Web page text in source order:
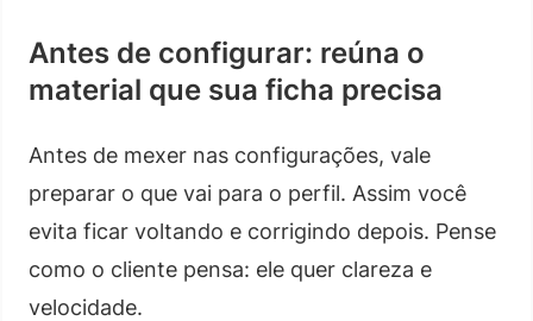
Antes de configurar: reúna o
material que sua ficha precisa
Antes de mexer nas configurações, vale
preparar o que vai para o perfil. Assim você
evita ficar voltando e corrigindo depois. Pense
como o cliente pensa: ele quer clareza e
velocidade.